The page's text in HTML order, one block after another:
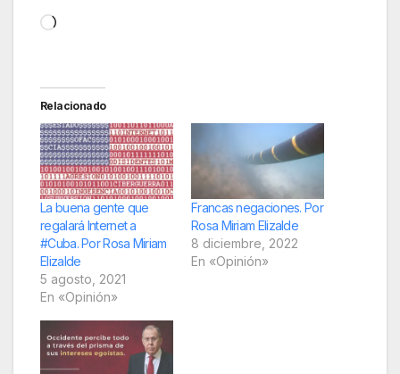
Cargando...
Relacionado
La buena gente que
regalará Internet a
#Cuba. Por Rosa Miriam
Elizalde
5 agosto, 2021
En «Opinión»
Francas negaciones. Por
Rosa Miriam Elizalde
8 diciembre, 2022
En «Opinión»